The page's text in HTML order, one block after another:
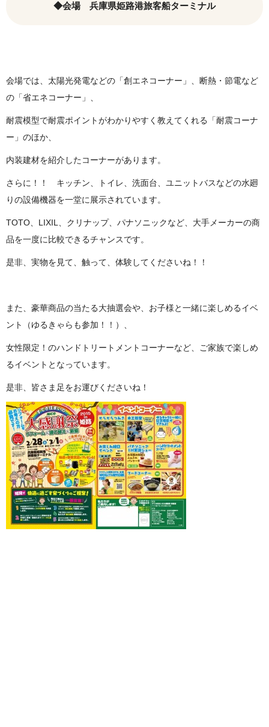
◆会場 兵庫県姫路港旅客船ターミナル
会場では、太陽光発電などの「創エネコーナー」、断熱・節電など
の「省エネコーナー」、
耐震模型で耐震ポイントがわかりやすく教えてくれる「耐震コーナ
ー」のほか、
内装建材を紹介したコーナーがあります。
さらに！！ キッチン、トイレ、洗面台、ユニットバスなどの水廻
りの設備機器を一堂に展示されています。
TOTO、LIXIL、クリナップ、パナソニックなど、大手メーカーの商
品を一度に比較できるチャンスです。
是非、実物を見て、触って、体験してくださいね！！
また、豪華商品の当たる大抽選会や、お子様と一緒に楽しめるイベ
ント（ゆるきゃらも参加！！）、
女性限定！のハンドトリートメントコーナーなど、ご家族で楽しめ
るイベントとなっています。
是非、皆さま足をお運びくださいね！